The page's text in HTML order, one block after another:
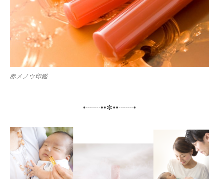
赤メノウ印鑑
•┈┈••✼••┈┈•